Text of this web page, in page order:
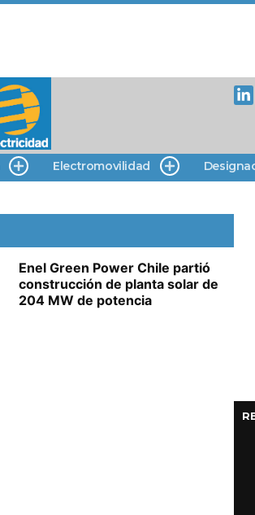
Electromovilidad
Enel Green Power Chile partió
construcción de planta solar de
204 MW de potencia